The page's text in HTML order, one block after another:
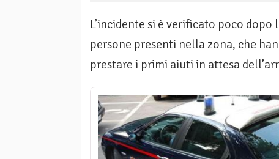
L’incidente si è verificato poco
persone presenti nella zona, che
prestare i primi aiuti in attesa